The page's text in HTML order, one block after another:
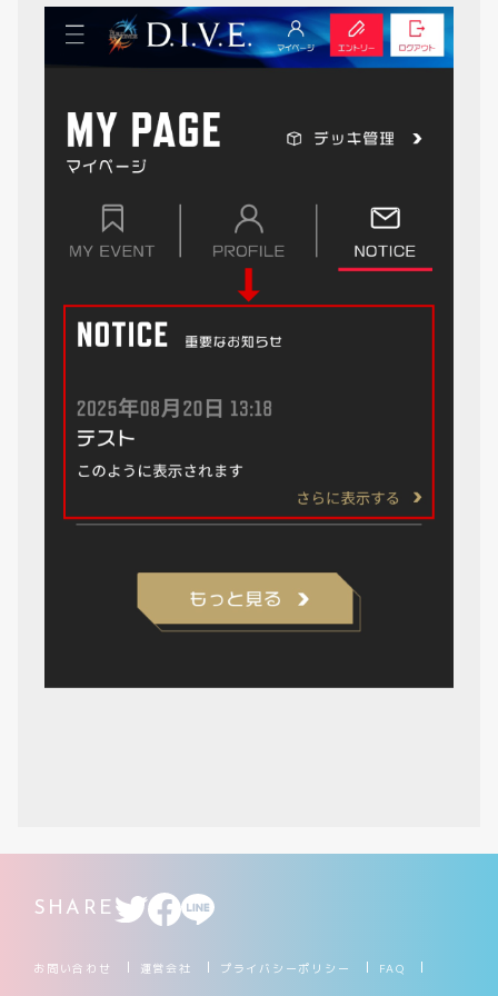
SHARE
お問い合わせ 運営会社 プライバシーポリシー FAQ